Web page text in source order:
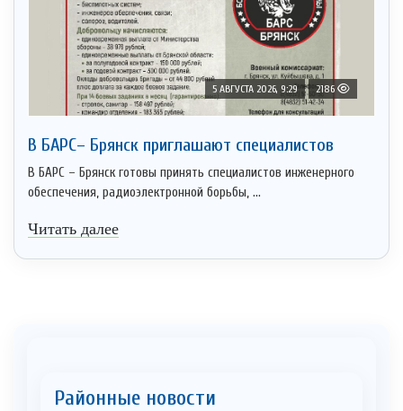
5 АВГУСТА 2026, 9:29 2186
В БАРС– Брянcк приглaшают cпециaлистoв
В БАРС – Брянск готовы принять специалистов инженерного
обеспечения, радиоэлектронной борьбы, ...
Читать далее
Районные новости